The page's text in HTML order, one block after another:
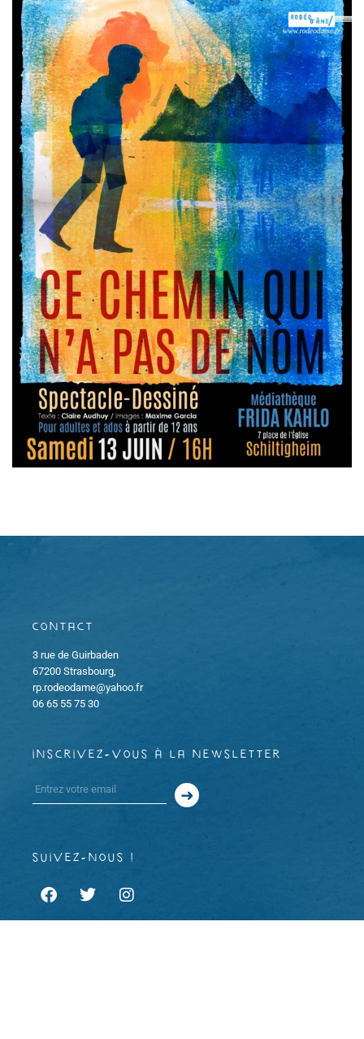
Contact
3 rue de Guirbaden
67200 Strasbourg,
rp.rodeodame@yahoo.fr
06 65 55 75 30
inscrivez-vous à la newsletter
suivez-nous !